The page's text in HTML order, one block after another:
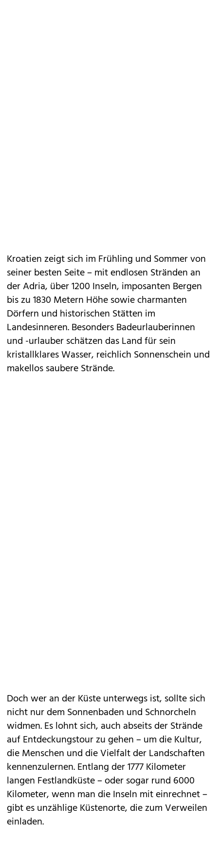
Kroatien zeigt sich im Frühling und Sommer von
seiner besten Seite – mitendlosen Stränden an
der Adria, über 1200 Inseln, imposanten Bergen
bis zu 1830 Metern Höhe sowie charmanten
Dörfern und historischen Stätten im
Landesinneren. Besonders Badeurlauberinnen
und -urlauber schätzen das Land für sein
kristallklares Wasser, reichlich Sonnenschein und
makellos saubere Strände.
Doch wer an der Küste unterwegs ist, sollte sich
nicht nur dem Sonnenbaden und Schnorcheln
widmen. Es lohnt sich, auch abseits der Strände
auf Entdeckungstour zu gehen – um die Kultur,
die Menschen und die Vielfalt der Landschaften
kennenzulernen. Entlang der 1777 Kilometer
langen Festlandküste – oder sogar rund 6000
Kilometer, wenn man die Inseln mit einrechnet –
gibt es unzählige Küstenorte, die zum Verweilen
einladen.